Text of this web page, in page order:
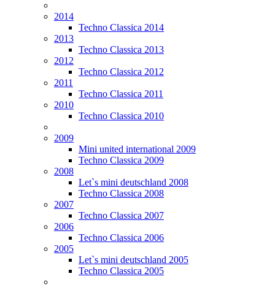
2014
Techno Classica 2014
2013
Techno Classica 2013
2012
Techno Classica 2012
2011
Techno Classica 2011
2010
Techno Classica 2010
2009
Mini united international 2009
Techno Classica 2009
2008
Let`s mini deutschland 2008
Techno Classica 2008
2007
Techno Classica 2007
2006
Techno Classica 2006
2005
Let`s mini deutschland 2005
Techno Classica 2005